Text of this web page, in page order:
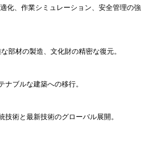
化、作業シミュレーション、安全管理の強
部材の製造、文化財の精密な復元。
ナブルな建築への移行。
技術と最新技術のグローバル展開。